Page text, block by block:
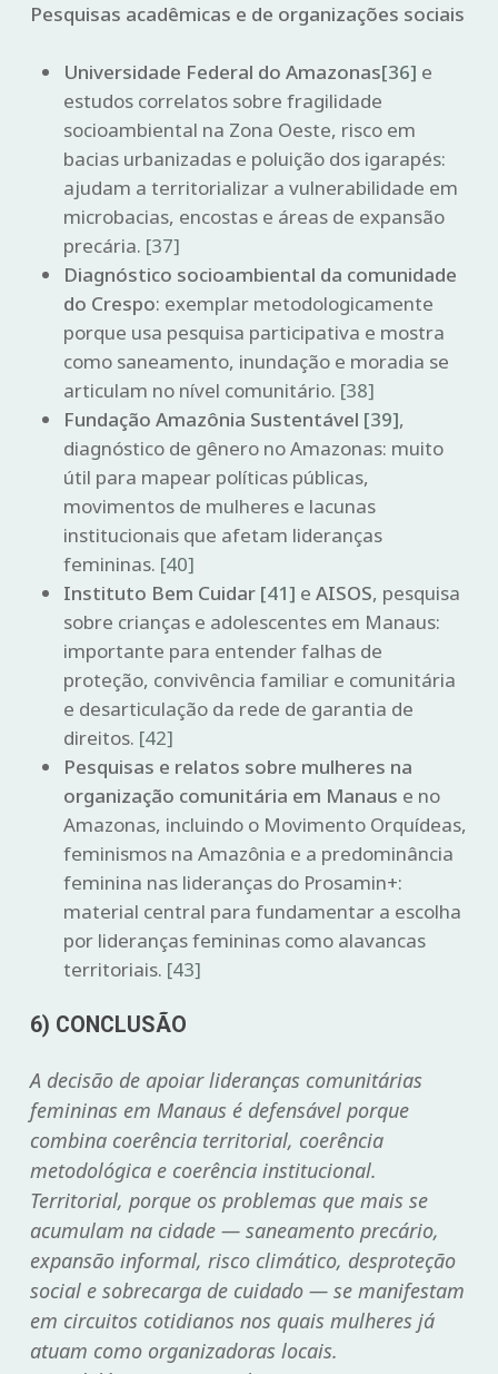
Pesquisas acadêmicas e de organizações sociais
Universidade Federal do Amazonas[36] e
estudos correlatos sobre fragilidade
socioambiental na Zona Oeste, risco em
bacias urbanizadas e poluição dos igarapés:
ajudam a territorializar a vulnerabilidade em
microbacias, encostas e áreas de expansão
precária. [37]
Diagnóstico socioambiental da comunidade
do Crespo: exemplar metodologicamente
porque usa pesquisa participativa e mostra
como saneamento, inundação e moradia se
articulam no nível comunitário. [38]
Fundação Amazônia Sustentável [39],
diagnóstico de gênero no Amazonas: muito
útil para mapear políticas públicas,
movimentos de mulheres e lacunas
institucionais que afetam lideranças
femininas. [40]
Instituto Bem Cuidar [41] e AISOS, pesquisa
sobre crianças e adolescentes em Manaus:
importante para entender falhas de
proteção, convivência familiar e comunitária
e desarticulação da rede de garantia de
direitos. [42]
Pesquisas e relatos sobre mulheres na
organização comunitária em Manaus e no
Amazonas, incluindo o Movimento Orquídeas,
feminismos na Amazônia e a predominância
feminina nas lideranças do Prosamin+:
material central para fundamentar a escolha
por lideranças femininas como alavancas
territoriais. [43]
6) CONCLUSÃO
A decisão de apoiar lideranças comunitárias
femininas em Manaus é defensável porque
combina coerência territorial, coerência
metodológica e coerência institucional.
Territorial, porque os problemas que mais se
acumulam na cidade — saneamento precário,
expansão informal, risco climático, desproteção
social e sobrecarga de cuidado — se manifestam
em circuitos cotidianos nos quais mulheres já
atuam como organizadoras locais.